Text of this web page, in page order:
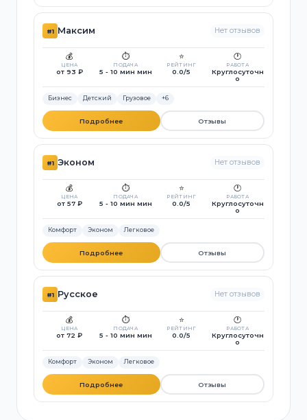
#1 Максим Нет отзывов
💰
ЦЕНА
от 93 ₽
⏱️
ПОДАЧА
5 - 10 мин мин
⭐
РЕЙТИНГ
0.0/5
🕐
РАБОТА
Круглосуточн
о
Бизнес Детский Грузовое +6
Подробнее Отзывы
#1 Эконом Нет отзывов
💰
ЦЕНА
от 57 ₽
⏱️
ПОДАЧА
5 - 10 мин мин
⭐
РЕЙТИНГ
0.0/5
🕐
РАБОТА
Круглосуточн
о
Комфорт Эконом Легковое
Подробнее Отзывы
#1 Русское Нет отзывов
💰
ЦЕНА
от 72 ₽
⏱️
ПОДАЧА
5 - 10 мин мин
⭐
РЕЙТИНГ
0.0/5
🕐
РАБОТА
Круглосуточн
о
Комфорт Эконом Легковое
Подробнее Отзывы